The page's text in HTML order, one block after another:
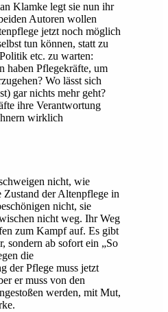
Klamke legt sie nun ihr
Autoren wollen
jetzt noch möglich
tun können, statt zu
etc. zu warten:
haben Pflegekräfte, um
Wo lässt sich
gar nichts mehr geht?
ihre Verantwortung
wirklich
nicht, wie
Zustand der Altenpflege in
nicht, sie
nicht weg. Ihr Weg
zum Kampf auf. Es gibt
sondern ab sofort ein „So
die
der Pflege muss jetzt
er muss von den
werden, mit Mut,